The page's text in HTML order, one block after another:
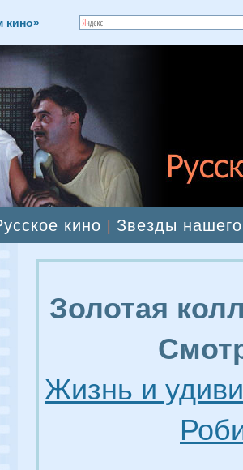
кино»
кино Звезды
Золотая
Жизнь и